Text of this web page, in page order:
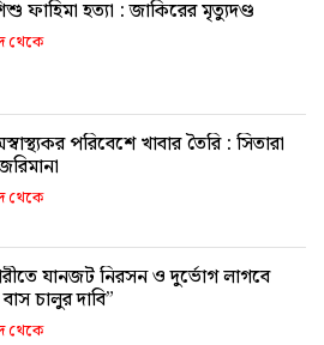
ফাহিমা হত্যা : জাকিরের মৃত্যুদণ্ড
থেকে
পরিবেশে খাবার তৈরি : সিতারা
থেকে
যানজট নিরসন ও দুর্ভোগ লাগবে
বাস চালুর দাবি”
থেকে